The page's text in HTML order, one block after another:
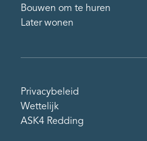
Bouwen om te huren
Later wonen
Privacybeleid
Wettelijk
ASK4 Redding